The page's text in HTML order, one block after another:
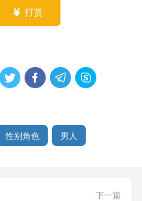
 打赏
   
性别角色 男人
下一篇